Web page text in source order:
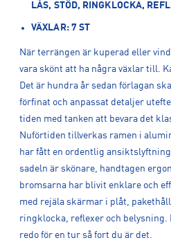
LÅS, STÖD, RINGKLOCKA,
VÄXLAR: 7 ST
När terrängen är kuperad eller
vara skönt att ha några växlar till.
Det är hundra år sedan förlagan
förfinat och anpassat detaljer
tiden med tanken att bevara det
Nuförtiden tillverkas ramen i
har fått en ordentlig
sadeln är skönare, handtagen
bromsarna har blivit enklare och
med rejäla skärmar i plåt,
ringklocka, reflexer och belysning.
redo för en tur så fort du är det.